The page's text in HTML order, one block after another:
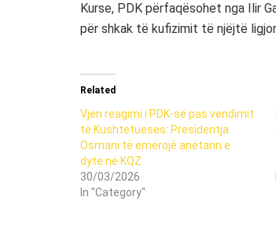
Kurse, PDK përfaqësohet nga Ilir
për shkak të kufizimit të njëjtë
Related
Vjen reagimi i PDK-së pas vendimit
të Kushtetueses: Presidentja
Osmani të emërojë anëtarin e
dytë në KQZ
30/03/2026
In "Category"